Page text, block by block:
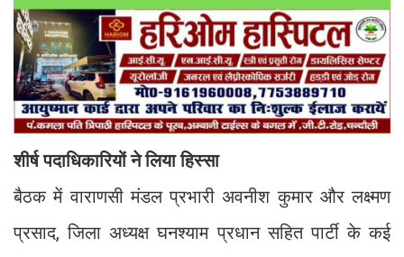
शीर्ष पदाधिकारियों ने लिया हिस्सा
बैठक में वाराणसी मंडल प्रभारी अवनीश कुमार और लक्ष्मण
प्रसाद, जिला अध्यक्ष घनश्याम प्रधान सहित पार्टी के कई